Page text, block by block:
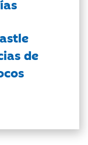
de